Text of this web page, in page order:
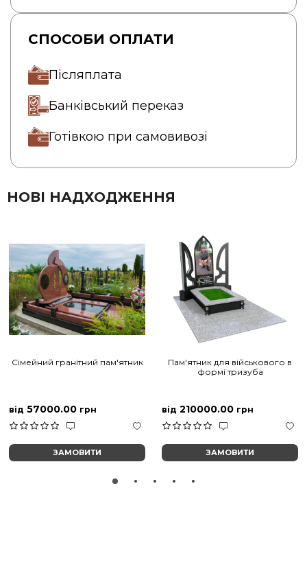
СПОСОБИ ОПЛАТИ
Післяплата
Банківський переказ
Готівкою при самовивозі
НОВІ НАДХОДЖЕННЯ
Сімейний гранітний пам'ятник
від 57000.00 грн
ЗАМОВИТИ
Пам'ятник для військового в
формі тризуба
від 210000.00 грн
ЗАМОВИТИ